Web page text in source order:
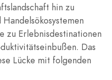
hin zu
zu Erlebnisdestinationen
Das
Lücke mit folgenden